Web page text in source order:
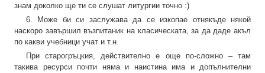
знам доколко ще ти се слушат литургии точно :)
6. Може би си заслужава да се изкопае отнякъде някой
наскоро завършил възпитаник на класическата, за да даде акъл
по какви учебници учат и т.н.
При старогръцкия, действително е още по-сложно – там
такива ресурси почти няма и наистина има и допълнителни